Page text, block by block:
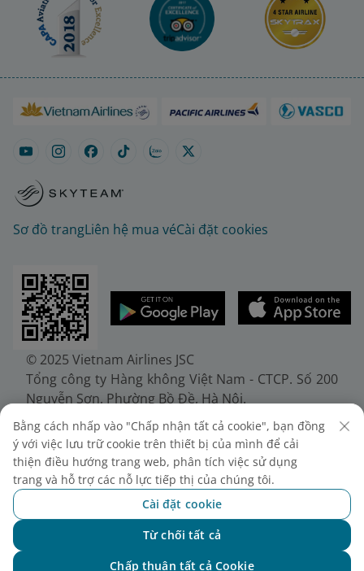
Sơ đồ trangLiên hệ mua véCài đặt cookies
© 2025 Vietnam Airlines JSC
Tổng công ty Hàng không Việt Nam - CTCP. Số 200
Nguyễn Sơn, Phường Bồ Đề, Hà Nội.
Điện thoại: (+84-24) 38272289. Fax: (+84-24)
38722375
Giấy chứng nhận đăng ký doanh nghiệp, mã số
doanh nghiệp 0100107518, đăng ký lần đầu ngày
30/6/2010, đăng ký thay đổi lần thứ 10 ngày
24/7/2025, cấp bởi Sở Tài chính Thành phố Hà Nội.
Bằng cách nhấp vào "Chấp nhận tất cả cookie", bạn đồng
ý với việc lưu trữ cookie trên thiết bị của mình để cải
thiện điều hướng trang web, phân tích việc sử dụng
trang và hỗ trợ các nỗ lực tiếp thị của chúng tôi.
Cài đặt cookie
Từ chối tất cả
Chấp thuận tất cả Cookie